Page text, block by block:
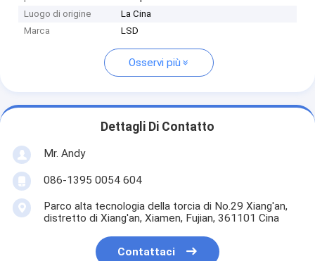
Luogo di origine
La Cina
Marca
LSD
Osservi più
Dettagli Di Contatto
Mr. Andy
086-1395 0054 604
Parco alta tecnologia della torcia di No.29 Xiang'an,
distretto di Xiang'an, Xiamen, Fujian, 361101 Cina
Contattaci